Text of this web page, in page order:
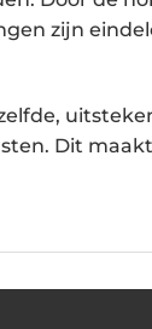
zijn
Dit